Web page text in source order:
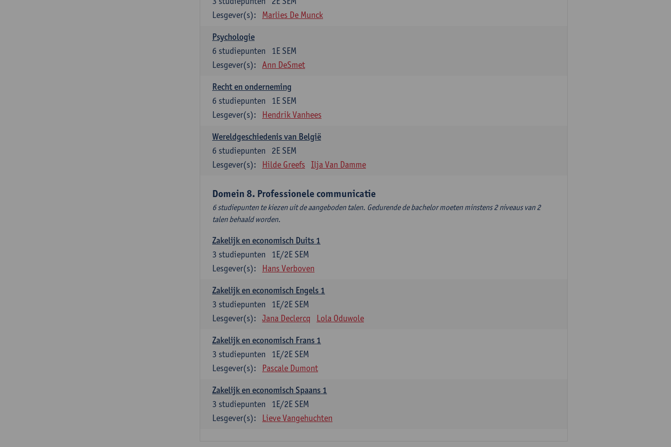
Lesgever(s):
Marlies De Munck
Psychologie
1E SEM
6 studiepunten
Lesgever(s):
Ann DeSmet
Recht en onderneming
1E SEM
6 studiepunten
Lesgever(s):
Hendrik Vanhees
Wereldgeschiedenis van België
2E SEM
6 studiepunten
Lesgever(s):
Hilde Greefs Ilja Van Damme
Domein 8. Professionele communicatie
6 studiepunten te kiezen uit de aangeboden talen. Gedurende de bachelor moeten minstens 2 niveaus van 2
talen behaald worden.
Zakelijk en economisch Duits 1
1E/2E SEM
3 studiepunten
Lesgever(s):
Hans Verboven
Zakelijk en economisch Engels 1
1E/2E SEM
3 studiepunten
Lesgever(s):
Jana Declercq Lola Oduwole
Zakelijk en economisch Frans 1
1E/2E SEM
3 studiepunten
Lesgever(s):
Pascale Dumont
Zakelijk en economisch Spaans 1
1E/2E SEM
3 studiepunten
Lesgever(s):
Lieve Vangehuchten